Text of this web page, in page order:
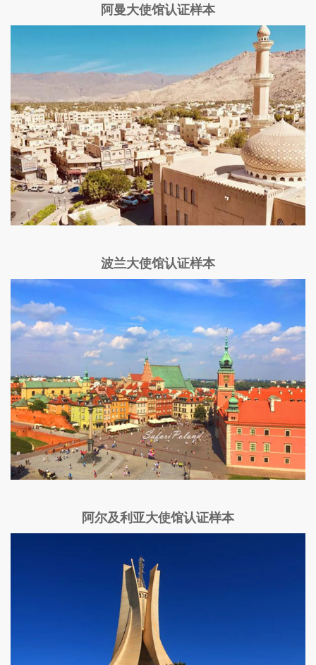
阿曼大使馆认证样本
波兰大使馆认证样本
阿尔及利亚大使馆认证样本